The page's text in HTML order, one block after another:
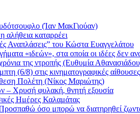
(Ίαν ΜακΓιούαν)
καταρρέει
Αναπλάσεις” του Κώστα Ευαγγελάτου
«ιδεών», στα οποία οι ιδέες δεν
της ντροπής (Ευθυμία
(6/8) στις κινηματογραφικές αίθουσες
Πολέτη (Νίκος Μαριώτης)
– Χρυσή φυλακή, θνητή εξουσία
Ημέρες Καλαμάτας
όσο μπορώ να διατηρηθεί